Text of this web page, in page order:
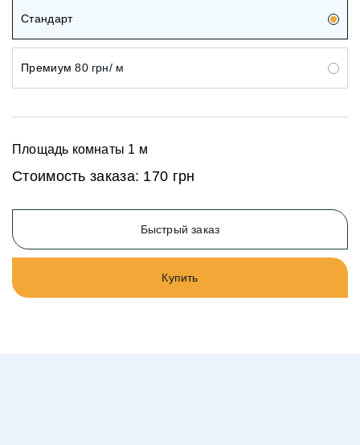
Стандарт
Премиум 80 грн/ м
Площадь комнаты 1 м
Стоимость заказа: 170 грн
Быстрый заказ
Купить